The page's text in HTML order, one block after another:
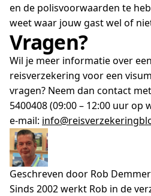
en de polisvoorwaarden te
weet waar jouw gast wel of
Vragen?
Wil je meer informatie over
reisverzekering voor een
vragen? Neem dan contact
5400408 (09:00 – 12:00 uur
e-mail:
Geschreven door Rob
Sinds 2002 werkt Rob in de